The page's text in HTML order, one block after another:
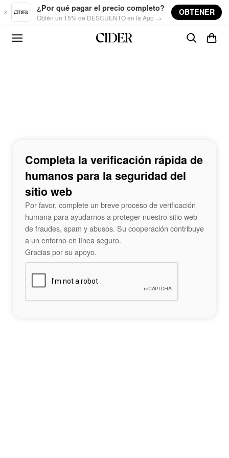
Skip to main content
¿Por qué pagar el precio completo?
Obtén un 15% de DESCUENTO en la App →
OBTENER
Completa la verificación rápida de
humanos para la seguridad del
sitio web
Por favor, complete un breve proceso de verificación
humana para ayudarnos a proteger nuestro sitio web
de fraudes, spam y abusos. Su cooperación contribuye
a un entorno en línea seguro.
Gracias por su apoyo.